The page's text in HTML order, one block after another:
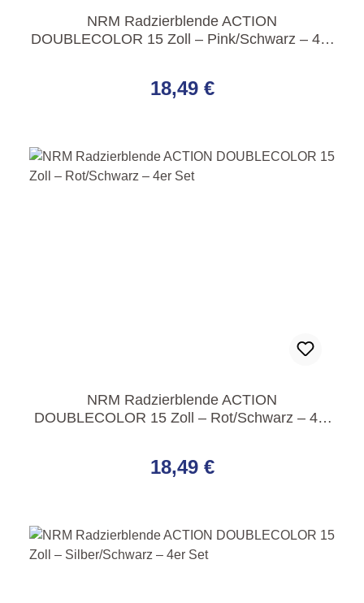
NRM Radzierblende ACTION
DOUBLECOLOR 15 Zoll – Pink/Schwarz – 4er
18,49 €
NRM Radzierblende ACTION
DOUBLECOLOR 15 Zoll – Rot/Schwarz – 4er
18,49 €